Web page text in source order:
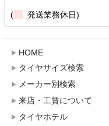
( 発送業務休日)
HOME
タイヤサイズ検索
メーカー別検索
来店・工賃について
タイヤホテル